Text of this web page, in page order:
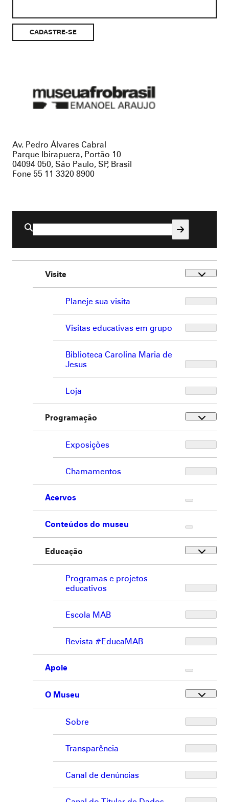
Museu
Av. Pedro Álvares Cabral
Parque Ibirapuera, Portão 10
04094 050, São Paulo, SP, Brasil
Fone 55 11 3320 8900
Buscar
por:
Visite
Planeje sua visita
Visitas educativas em grupo
Biblioteca Carolina Maria de
Jesus
Loja
Programação
Exposições
Chamamentos
Acervos
Conteúdos do museu
Educação
Programas e projetos
educativos
Escola MAB
Revista #EducaMAB
Apoie
O Museu
Sobre
Transparência
Canal de denúncias